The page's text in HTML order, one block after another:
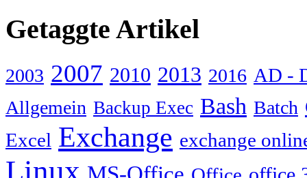
Getaggte Artikel
2003 2007 2010 2013 2016 AD -
Allgemein Backup Exec Bash Batch
Excel Exchange exchange